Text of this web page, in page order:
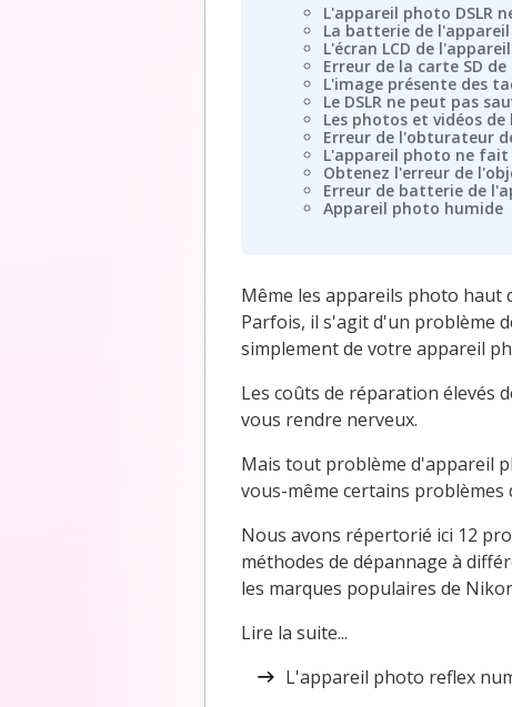
L'appareil photo DSLR
La batterie de
L'écran LCD de
Erreur de la carte SD
L'image présente des
Le DSLR ne peut pas
Les photos et vidéos
Erreur de l'obturateur
L'appareil photo ne
Obtenez l'erreur de
Erreur de batterie de
Appareil photo humide
Même les appareils photo haut
Parfois, il s'agit d'un problème
simplement de votre appareil
Les coûts de réparation élevés
vous rendre nerveux.
Mais tout problème d'appareil
vous-même certains
Nous avons répertorié ici 12
méthodes de dépannage à
les marques populaires de
Lire la suite...
L'appareil photo reflex